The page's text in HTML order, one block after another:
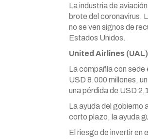
La industria de
brote del coronavirus.
no se ven signos de
Estados Unidos.
United Airlines (UAL)
La compañía con sede
USD 8.000 millones,
una pérdida de USD
La ayuda del gobierno
corto plazo, la ayuda
El riesgo de invertir en